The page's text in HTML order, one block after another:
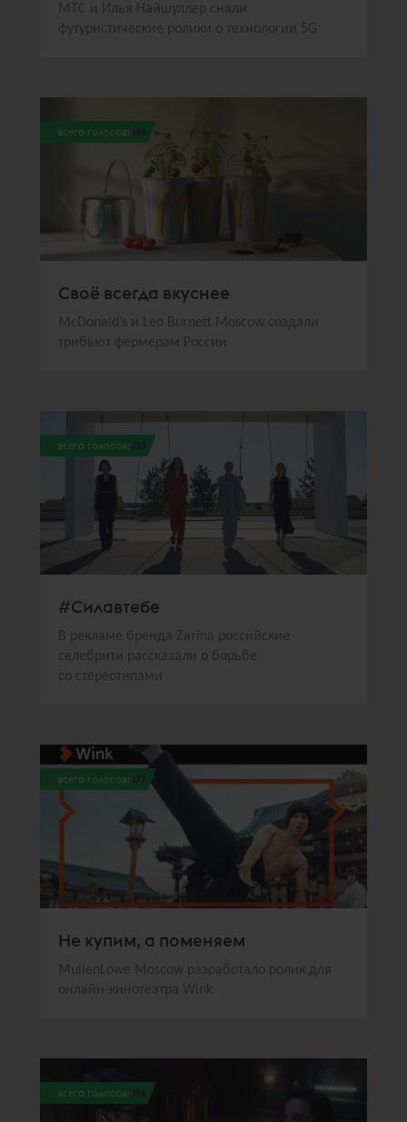
МТС и Илья Найшуллер сняли
футуристические ролики о технологии 5G
всего голосов: 188
Своё всегда вкуснее
McDonald’s и Leo Burnett Moscow создали
трибьют фермерам России
всего голосов: 183
#Силавтебе
В рекламе бренда Zarina российские
селебрити рассказали о борьбе
со стереотипами
всего голосов: 177
Не купим, а поменяем
MullenLowe Moscow разработало ролик для
онлайн-кинотеатра Wink
всего голосов: 166